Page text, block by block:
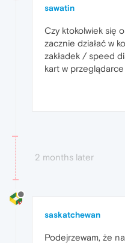
sawatin
Czy ktokolwiek się
zacznie działać w
zakładek / speed
kart w
2 months later
saskatchewan
Podejrzewam, że